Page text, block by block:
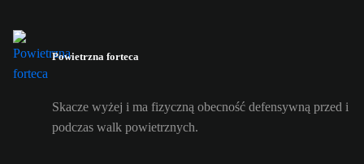
Powietrzna forteca
Skacze wyżej i ma fizyczną obecność defensywną przed i
podczas walk powietrznych.